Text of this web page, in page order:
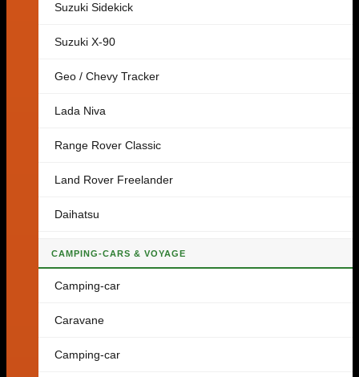
Suzuki Sidekick
Suzuki X-90
Geo / Chevy Tracker
Lada Niva
Range Rover Classic
Land Rover Freelander
Daihatsu
CAMPING-CARS & VOYAGE
Camping-car
Caravane
Camping-car